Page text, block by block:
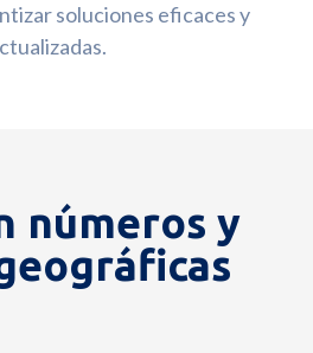
soluciones eficaces y
números y